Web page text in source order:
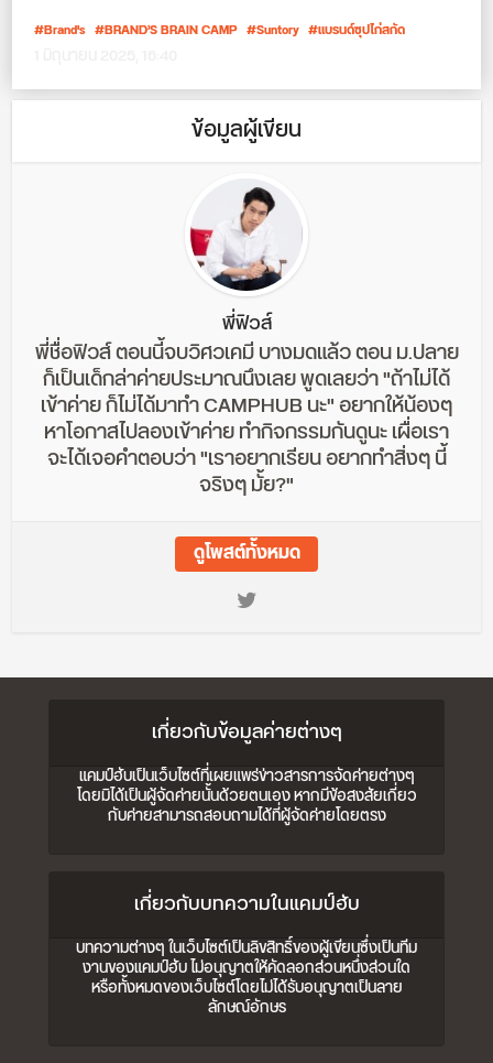
Brand's BRAND’S BRAIN CAMP Suntory แบรนด์ซุปไก่สกัด
ข้อมูลผู้เขียน
พี่ฟิวส์
พี่ชื่อฟิวส์ ตอนนี้จบวิศวเคมี บางมดแล้ว ตอน ม.ปลาย
ก็เป็นเด็กล่าค่ายประมาณนึงเลย พูดเลยว่า "ถ้าไม่ได้
เข้าค่าย ก็ไม่ได้มาทำ CAMPHUB นะ" อยากให้น้องๆ
หาโอกาสไปลองเข้าค่าย ทำกิจกรรมกันดูนะ เผื่อเรา
จะได้เจอคำตอบว่า "เราอยากเรียน อยากทำสิ่งๆ นี้
จริงๆ มั้ย?"
ดูโพสต์ทั้งหมด
เกี่ยวกับข้อมูลค่ายต่างๆ
แคมป์ฮับเป็นเว็บไซต์ที่เผยแพร่ข่าวสารการจัดค่ายต่างๆ
โดยมิได้เป็นผู้จัดค่ายนั้นด้วยตนเอง หากมีข้อสงสัยเกี่ยว
กับค่ายสามารถสอบถามได้ที่ผู้จัดค่ายโดยตรง
เกี่ยวกับบทความในแคมป์ฮับ
บทความต่างๆ ในเว็บไซต์เป็นลิขสิทธิ์ของผู้เขียนซึ่งเป็นทีม
งานของแคมป์ฮับ ไม่อนุญาตให้คัดลอกส่วนหนึ่งส่วนใด
หรือทั้งหมดของเว็บไซต์โดยไม่ได้รับอนุญาตเป็นลาย
ลักษณ์อักษร